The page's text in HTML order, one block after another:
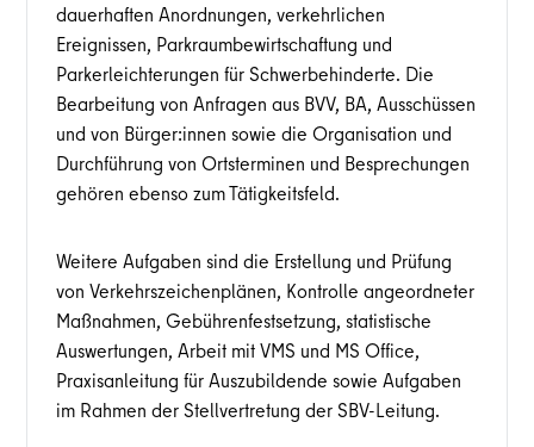
dauerhaften Anordnungen, verkehrlichen
Ereignissen, Parkraumbewirtschaftung und
Parkerleichterungen für Schwerbehinderte. Die
Bearbeitung von Anfragen aus BVV, BA, Ausschüssen
und von Bürger:innen sowie die Organisation und
Durchführung von Ortsterminen und Besprechungen
gehören ebenso zum Tätigkeitsfeld.
Weitere Aufgaben sind die Erstellung und Prüfung
von Verkehrszeichenplänen, Kontrolle angeordneter
Maßnahmen, Gebührenfestsetzung, statistische
Auswertungen, Arbeit mit VMS und MS Office,
Praxisanleitung für Auszubildende sowie Aufgaben
im Rahmen der Stellvertretung der SBV-Leitung.